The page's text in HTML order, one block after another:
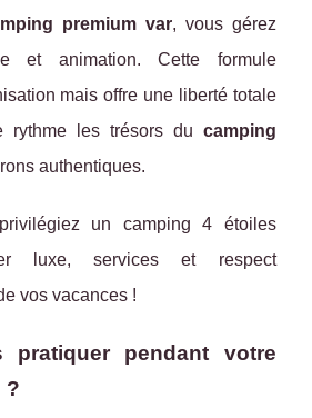
premium var, vous gérez
et animation. Cette formule
mais offre une liberté totale
rythme les trésors du camping
authentiques.
un camping 4 étoiles
luxe, services et respect
vos vacances !
pratiquer pendant votre
?